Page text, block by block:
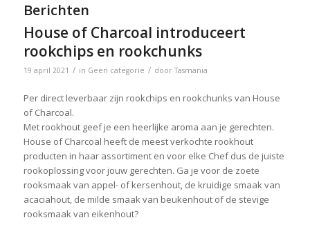
Berichten
House of Charcoal introduceert
rookchips en rookchunks
19 april 2021 / in Geen categorie / doorTasmania
Per direct leverbaar zijn rookchips en rookchunks van House
of Charcoal.
Met rookhout geef je een heerlijke aroma aan je gerechten.
House of Charcoal heeft de meest verkochte rookhout
producten in haar assortiment en voor elke Chef dus de juiste
rookoplossing voor jouw gerechten. Ga je voor de zoete
rooksmaak van appel- of kersenhout, de kruidige smaak van
acaciahout, de milde smaak van beukenhout of de stevige
rooksmaak van eikenhout?